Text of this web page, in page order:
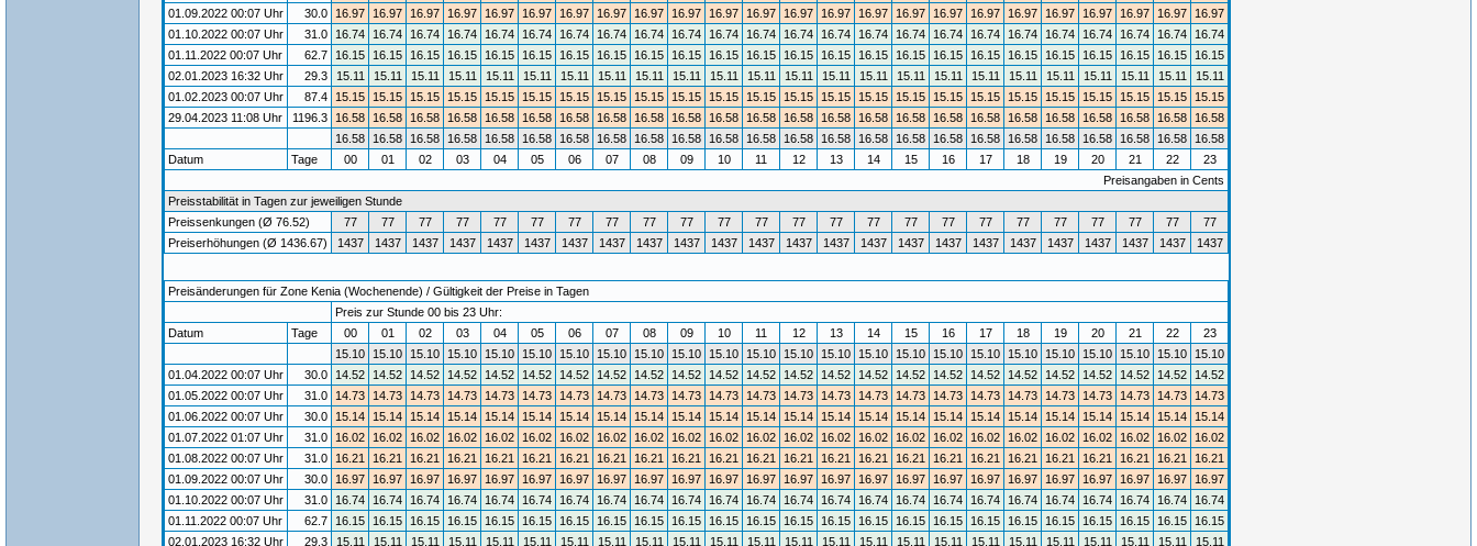
01.09.2022 00:07 Uhr
30.0 16.97 16.97 16.97 16.97 16.97 16.97 16.97 16.97 16.97 16.97 16.97 16.97 16.97 16.97 16.97 16.97 16.97 16.97 16.97 16.97 16.97 16.97 16.97
16.97
01.10.2022 00:07 Uhr
31.0 16.74 16.74 16.74 16.74 16.74 16.74 16.74 16.74 16.74 16.74 16.74 16.74 16.74 16.74 16.74 16.74 16.74 16.74 16.74 16.74 16.74 16.74 16.74
16.74
01.11.2022 00:07 Uhr
62.7 16.15 16.15 16.15 16.15 16.15 16.15 16.15 16.15 16.15 16.15 16.15 16.15 16.15 16.15 16.15 16.15 16.15 16.15 16.15 16.15 16.15 16.15 16.15
16.15
02.01.2023 16:32 Uhr
29.3 15.11 15.11 15.11 15.11 15.11 15.11 15.11 15.11 15.11 15.11 15.11 15.11 15.11 15.11 15.11 15.11 15.11 15.11 15.11 15.11 15.11 15.11 15.11
15.11
01.02.2023 00:07 Uhr
87.4 15.15 15.15 15.15 15.15 15.15 15.15 15.15 15.15 15.15 15.15 15.15 15.15 15.15 15.15 15.15 15.15 15.15 15.15 15.15 15.15 15.15 15.15 15.15
15.15
29.04.2023 11:08 Uhr
1196.3 16.58 16.58 16.58 16.58 16.58 16.58 16.58 16.58 16.58 16.58 16.58 16.58 16.58 16.58 16.58 16.58 16.58 16.58 16.58 16.58 16.58 16.58 16.58
16.58
16.58
16.58 16.58 16.58 16.58 16.58 16.58 16.58 16.58 16.58 16.58 16.58 16.58 16.58 16.58 16.58 16.58 16.58 16.58 16.58 16.58 16.58 16.58
16.58
Datum
Tage 00 01 02 03 04 05 06 07 08 09 10 11 12 13 14 15 16 17 18 19 20 21 22
23
Preisangaben in Cents
Preisstabilität in Tagen zur jeweiligen Stunde
Preissenkungen (Ø 76.52)
77 77 77 77 77 77 77 77 77 77 77 77 77 77 77 77 77 77 77 77 77 77 77
77
Preiserhöhungen (Ø 1436.67)
1437 1437 1437 1437 1437 1437 1437 1437 1437 1437 1437 1437 1437 1437 1437 1437 1437 1437 1437 1437 1437 1437 1437 1437
Preisänderungen für Zone Kenia (Wochenende) / Gültigkeit der Preise in Tagen
Preis zur Stunde 00 bis 23 Uhr:
Datum
Tage 00 01 02 03 04 05 06 07 08 09 10 11 12 13 14 15 16 17 18 19 20 21 22
23
15.10
15.10 15.10 15.10 15.10 15.10 15.10 15.10 15.10 15.10 15.10 15.10 15.10 15.10 15.10 15.10 15.10 15.10 15.10 15.10 15.10 15.10 15.10
15.10
01.04.2022 00:07 Uhr
30.0 14.52 14.52 14.52 14.52 14.52 14.52 14.52 14.52 14.52 14.52 14.52 14.52 14.52 14.52 14.52 14.52 14.52 14.52 14.52 14.52 14.52 14.52 14.52
14.52
01.05.2022 00:07 Uhr
31.0 14.73 14.73 14.73 14.73 14.73 14.73 14.73 14.73 14.73 14.73 14.73 14.73 14.73 14.73 14.73 14.73 14.73 14.73 14.73 14.73 14.73 14.73 14.73
14.73
01.06.2022 00:07 Uhr
30.0 15.14 15.14 15.14 15.14 15.14 15.14 15.14 15.14 15.14 15.14 15.14 15.14 15.14 15.14 15.14 15.14 15.14 15.14 15.14 15.14 15.14 15.14 15.14
15.14
01.07.2022 01:07 Uhr
31.0 16.02 16.02 16.02 16.02 16.02 16.02 16.02 16.02 16.02 16.02 16.02 16.02 16.02 16.02 16.02 16.02 16.02 16.02 16.02 16.02 16.02 16.02 16.02
16.02
01.08.2022 00:07 Uhr
31.0 16.21 16.21 16.21 16.21 16.21 16.21 16.21 16.21 16.21 16.21 16.21 16.21 16.21 16.21 16.21 16.21 16.21 16.21 16.21 16.21 16.21 16.21 16.21
16.21
01.09.2022 00:07 Uhr
30.0 16.97 16.97 16.97 16.97 16.97 16.97 16.97 16.97 16.97 16.97 16.97 16.97 16.97 16.97 16.97 16.97 16.97 16.97 16.97 16.97 16.97 16.97 16.97
16.97
01.10.2022 00:07 Uhr
31.0 16.74 16.74 16.74 16.74 16.74 16.74 16.74 16.74 16.74 16.74 16.74 16.74 16.74 16.74 16.74 16.74 16.74 16.74 16.74 16.74 16.74 16.74 16.74
16.74
01.11.2022 00:07 Uhr
62.7 16.15 16.15 16.15 16.15 16.15 16.15 16.15 16.15 16.15 16.15 16.15 16.15 16.15 16.15 16.15 16.15 16.15 16.15 16.15 16.15 16.15 16.15 16.15
16.15
02.01.2023 16:32 Uhr
29.3 15.11 15.11 15.11 15.11 15.11 15.11 15.11 15.11 15.11 15.11 15.11 15.11 15.11 15.11 15.11 15.11 15.11 15.11 15.11 15.11 15.11 15.11 15.11 15.11